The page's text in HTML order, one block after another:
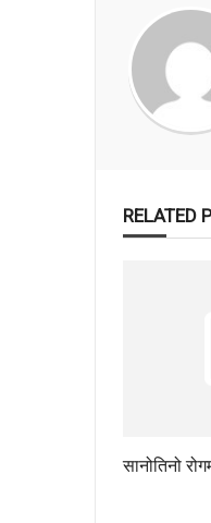
RELATED
सानोतिनो